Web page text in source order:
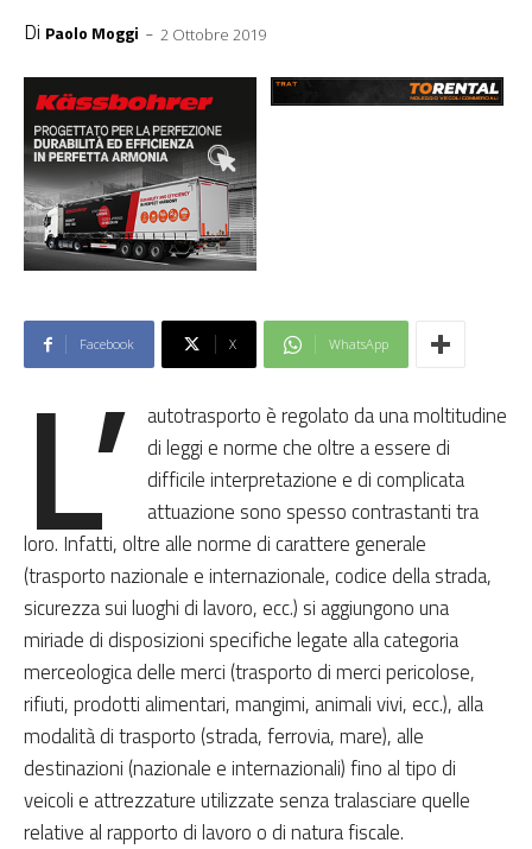
Di Paolo Moggi - 2 Ottobre 2019
Facebook X WhatsApp
L’ autotrasporto è regolato da una moltitudine
di leggi e norme che oltre a essere di
difficile interpretazione e di complicata
attuazione sono spesso contrastanti tra
loro. Infatti, oltre alle norme di carattere generale
(trasporto nazionale e internazionale, codice della strada,
sicurezza sui luoghi di lavoro, ecc.) si aggiungono una
miriade di disposizioni specifiche legate alla categoria
merceologica delle merci (trasporto di merci pericolose,
rifiuti, prodotti alimentari, mangimi, animali vivi, ecc.), alla
modalità di trasporto (strada, ferrovia, mare), alle
destinazioni (nazionale e internazionali) fino al tipo di
veicoli e attrezzature utilizzate senza tralasciare quelle
relative al rapporto di lavoro o di natura fiscale.